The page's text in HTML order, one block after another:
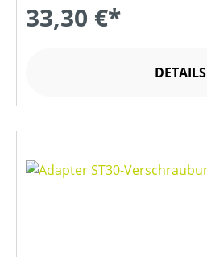
33,30 €*
DETAILS